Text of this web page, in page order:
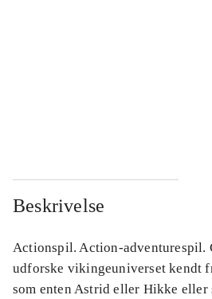
Beskrivelse
Actionspil. Action-adventurespil.
udforske vikingeuniverset kendt
som enten Astrid eller Hikke eller